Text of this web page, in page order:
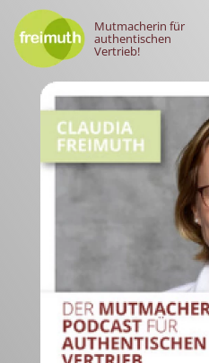
Mutmacherin für
authentischen
Vertrieb!